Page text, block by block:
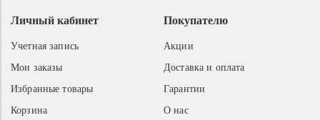
Покупателю
Акции
Доставка и оплата
Гарантии
О нас
Личный кабинет
Учетная запись
Мои заказы
Избранные товары
Корзина